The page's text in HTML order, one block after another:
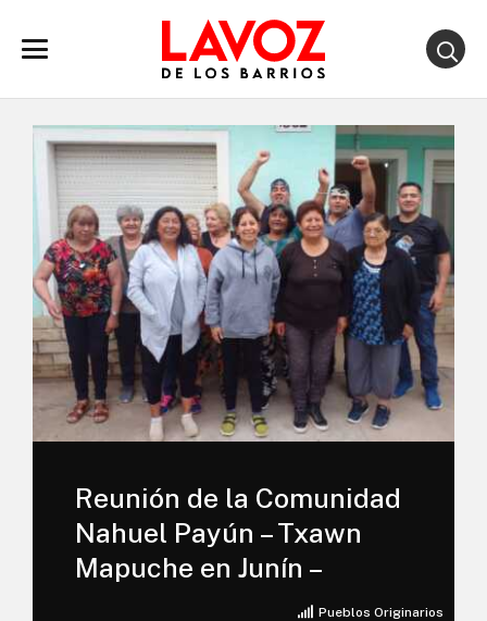
Pueblos Originarios
Reunión de la Comunidad
Nahuel Payún – Txawn
Mapuche en Junín –